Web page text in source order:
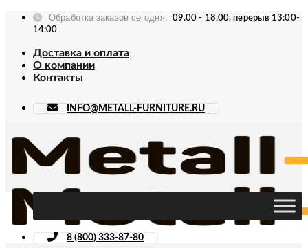
Skip
Обработка заказов сегодня:
09.00 - 18.00, перерыв 13:00-
14:00
Доставка и оплата
О компании
Контакты
INFO@METALL-FURNITURE.RU
8 (800) 333-87-80